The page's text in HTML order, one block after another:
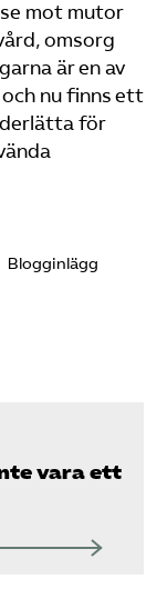
mot mutor
omsorg
är en av
nu finns ett
för
Blogginlägg
vara ett